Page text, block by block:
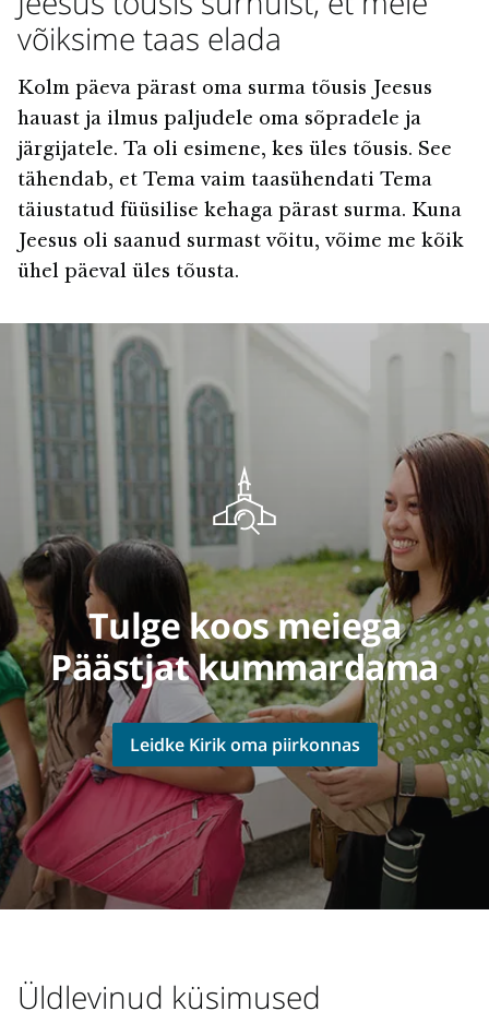
võiksime taas elada
Kolm päeva pärast oma surma tõusis Jeesus
hauast ja ilmus paljudele oma sõpradele ja
järgijatele. Ta oli esimene, kes üles tõusis. See
tähendab, et Tema vaim taasühendati Tema
täiustatud füüsilise kehaga pärast surma. Kuna
Jeesus oli saanud surmast võitu, võime me kõik
ühel päeval üles tõusta.
Tulge koos meiega
Päästjat kummardama
Leidke Kirik oma piirkonnas
Üldlevinud küsimused